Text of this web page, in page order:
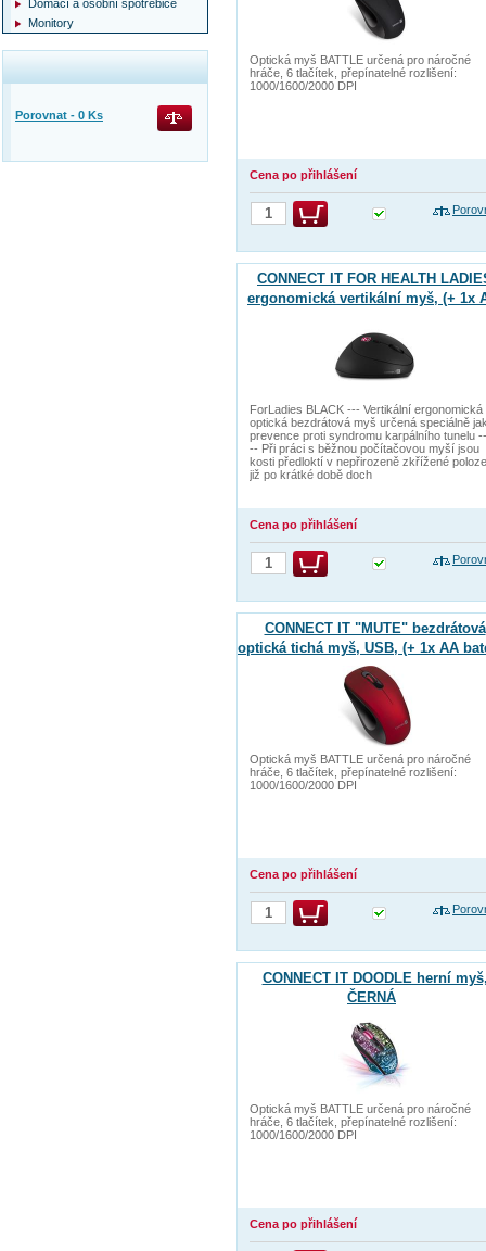
Optická myš BATTLE určená pro náročné
hráče, 6 tlačítek, přepínatelné rozlišení:
1000/1600/2000 DPI
Cena po přihlášení
CONNECT IT FOR HEALTH
ergonomická vertikální myš, (+ 1x
ForLadies BLACK --- Vertikální ergonomická
optická bezdrátová myš určená speciálně
prevence proti syndromu karpálního tunelu
-- Při práci s běžnou počítačovou myší jsou
kosti předloktí v nepřirozeně zkřížené
již po krátké době doch
Cena po přihlášení
CONNECT IT "MUTE" bezdrátová
optická tichá myš, USB, (+ 1x AA
zdarma), červená
Optická myš BATTLE určená pro náročné
hráče, 6 tlačítek, přepínatelné rozlišení:
1000/1600/2000 DPI
Cena po přihlášení
CONNECT IT DOODLE herní
ČERNÁ
Optická myš BATTLE určená pro náročné
hráče, 6 tlačítek, přepínatelné rozlišení:
1000/1600/2000 DPI
Cena po přihlášení
Domácí a osobní spotřebiče
Monitory
Porovnat - 0 Ks